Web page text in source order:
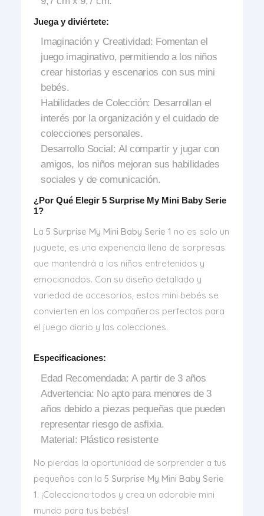
Juega y diviértete:
Imaginación y Creatividad: Fomentan el
juego imaginativo, permitiendo a los niños
crear historias y escenarios con sus mini
bebés.
Habilidades de Colección: Desarrollan el
interés por la organización y el cuidado de
colecciones personales.
Desarrollo Social: Al compartir y jugar con
amigos, los niños mejoran sus habilidades
sociales y de comunicación.
¿Por Qué Elegir 5 Surprise My Mini Baby Serie
1?
La 5 Surprise My Mini Baby Serie 1 no es solo un
juguete, es una experiencia llena de sorpresas
que mantendrá a los niños entretenidos y
emocionados. Con su diseño detallado y
variedad de accesorios, estos mini bebés se
convierten en los compañeros perfectos para
el juego diario y las colecciones.
Especificaciones:
Edad Recomendada: A partir de 3 años
Advertencia: No apto para menores de 3
años debido a piezas pequeñas que pueden
representar riesgo de asfixia.
Material: Plástico resistente
No pierdas la oportunidad de sorprender a tus
pequeños con la 5 Surprise My Mini Baby Serie
1. ¡Colecciona todos y crea un adorable mini
mundo para tus bebés!